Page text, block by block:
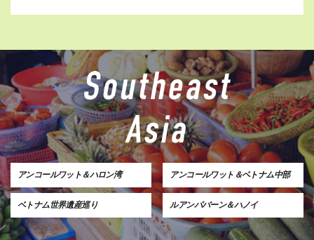
アンコールワット＆ハロン湾 アンコールワット＆ベトナム中部
ベトナム世界遺産巡り ルアンパバーン＆ハノイ